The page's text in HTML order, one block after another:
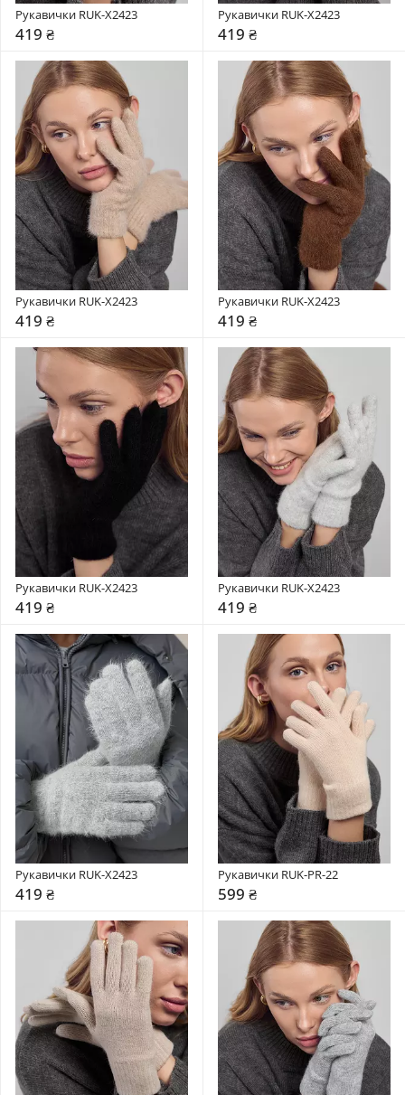
Рукавички RUK-X2423
419 ₴
Рукавички RUK-X2423
419 ₴
Рукавички RUK-X2423
419 ₴
Рукавички RUK-X2423
419 ₴
Рукавички RUK-X2423
419 ₴
Рукавички RUK-X2423
419 ₴
Рукавички RUK-X2423
419 ₴
Рукавички RUK-PR-22
599 ₴